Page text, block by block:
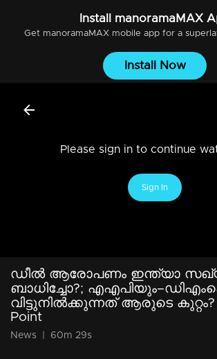
Install manoramaMAX
Get manoramaMAXmobile app for a
Install Now
Please sign in to continue
Sign In
ഡീല്‍ ആരോപണം ഇന്ത്യാ
ബാധിച്ചോ?;
വിട്ടുനില്‍ക്കുന്നത് ആരുടെ കുറ്റം?
Point
News 60m 29s